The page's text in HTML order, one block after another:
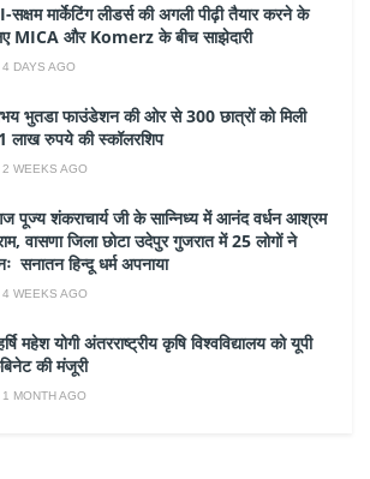
सक्षम मार्केटिंग लीडर्स की अगली पीढ़ी तैयार करने के
MICA और Komerz के बीच साझेदारी
4 DAYS AGO
भुतडा फाउंडेशन की ओर से 300 छात्रों को मिली
लाख रुपये की स्कॉलरशिप
2 WEEKS AGO
पूज्य शंकराचार्य जी के सान्निध्य में आनंद वर्धन आश्रम
वासणा जिला छोटा उदेपुर गुजरात में 25 लोगों ने
सनातन हिन्दू धर्म अपनाया
4 WEEKS AGO
महेश योगी अंतरराष्ट्रीय कृषि विश्वविद्यालय को यूपी
की मंजूरी
1 MONTH AGO